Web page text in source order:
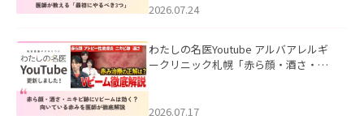
た。
2026.07.24
わたしの名医Youtube アルバアレルギ
ークリニック札幌「赤ら顔・酒さ・ニ
した。
2026.07.17